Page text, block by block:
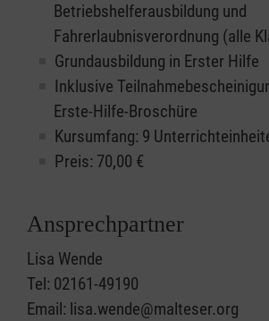
Betriebshelferausbildung und
Fahrerlaubnisverordnung (alle
Grundausbildung in Erster Hilfe
Inklusive
Erste-Hilfe-Broschüre
Kursumfang: 9
Preis: 70,00 €
Ansprechpartner
Lisa Wende
Tel: 02161-49190
Email: lisa.wende@malteser.org